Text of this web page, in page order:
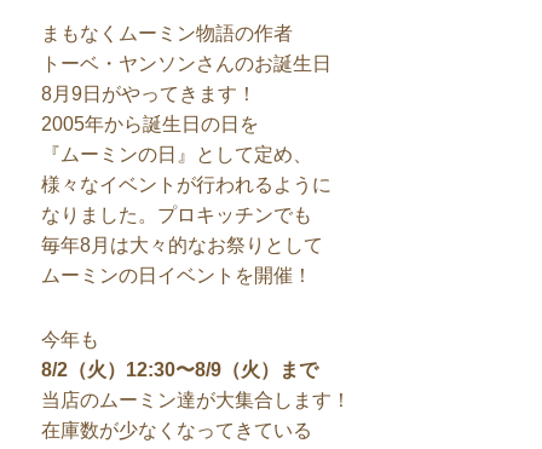
まもなくムーミン物語の作者
トーベ・ヤンソンさんのお誕生日
8月9日がやってきます！
2005年から誕生日の日を
『ムーミンの日』として定め、
様々なイベントが行われるように
なりました。プロキッチンでも
毎年8月は大々的なお祭りとして
ムーミンの日イベントを開催！
今年も
8/2（火）12:30〜8/9（火）まで
当店のムーミン達が大集合します！
在庫数が少なくなってきている